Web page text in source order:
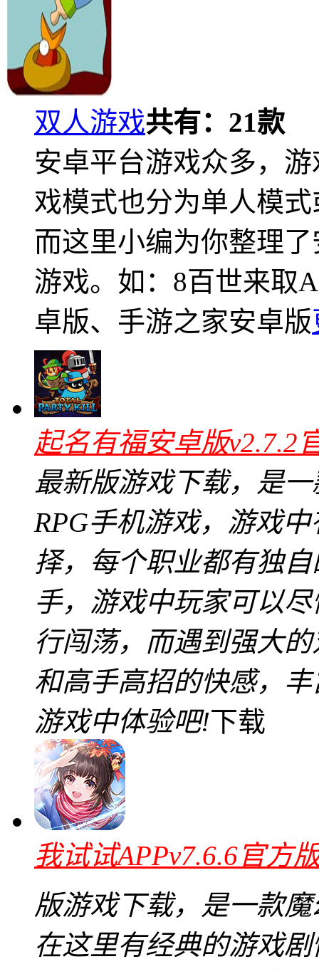
双人游戏共有： 21款
安卓平台游戏众多，
戏模式也分为单人模
而这里小编为你整理
游戏。如：8百世来取
卓版、手游之家安卓版
起名有福安卓版v2.7.2
最新版游戏下载，是
RPG手机游戏，游戏
择，每个职业都有独
手，游戏中玩家可以
行闯荡，而遇到强大
和高手高招的快感，
游戏中体验吧!下载
我试试APPv7.6.6官方
版游戏下载，是一款
在这里有经典的游戏